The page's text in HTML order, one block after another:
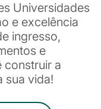
Universidades
e excelência
ingresso,
e
construir a
sua vida!